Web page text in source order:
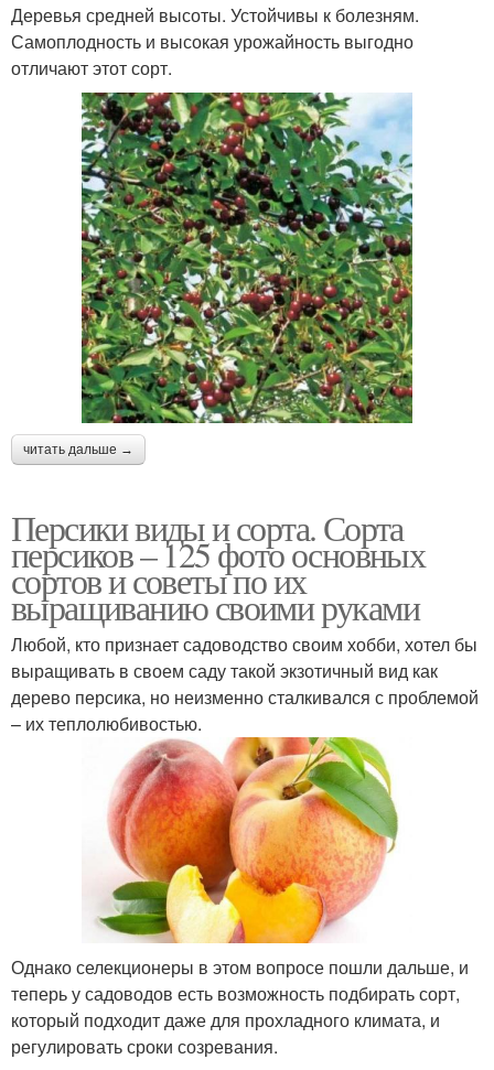
Деревья средней высоты. Устойчивы к болезням.
Самоплодность и высокая урожайность выгодно
отличают этот сорт.
читать дальше →
Персики виды и сорта. Сорта
персиков – 125 фото основных
сортов и советы по их
выращиванию своими руками
Любой, кто признает садоводство своим хобби, хотел бы
выращивать в своем саду такой экзотичный вид как
дерево персика, но неизменно сталкивался с проблемой
– их теплолюбивостью.
Однако селекционеры в этом вопросе пошли дальше, и
теперь у садоводов есть возможность подбирать сорт,
который подходит даже для прохладного климата, и
регулировать сроки созревания.